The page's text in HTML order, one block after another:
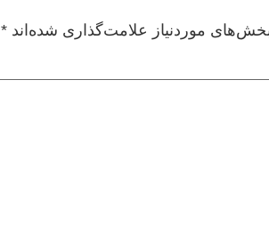
موردنیاز علامت‌گذاری شده‌اند *